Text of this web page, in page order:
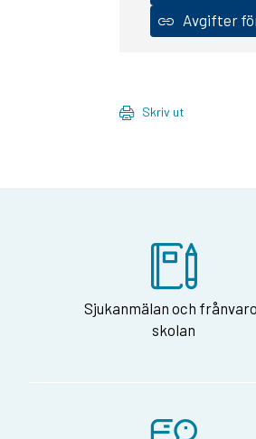
Avgifter
Skriv ut
Sjukanmälan och
skolan